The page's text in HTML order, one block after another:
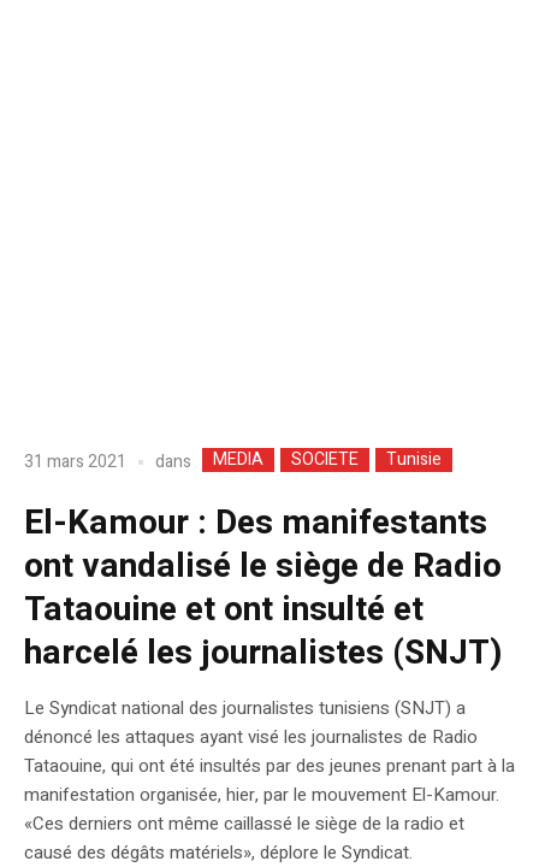
31 mars 2021 dans MEDIA SOCIETE Tunisie
El-Kamour : Des manifestants
ont vandalisé le siège de Radio
Tataouine et ont insulté et
harcelé les journalistes (SNJT)
Le Syndicat national des journalistes tunisiens (SNJT) a
dénoncé les attaques ayant visé les journalistes de Radio
Tataouine, qui ont été insultés par des jeunes prenant part à la
manifestation organisée, hier, par le mouvement El-Kamour.
«Ces derniers ont même caillassé le siège de la radio et
causé des dégâts matériels», déplore le Syndicat.